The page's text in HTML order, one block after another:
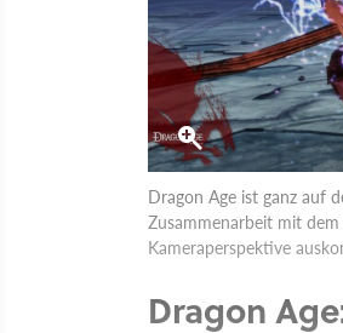
Dragon Age ist ganz auf
Zusammenarbeit mit
Kameraperspektive
Dragon